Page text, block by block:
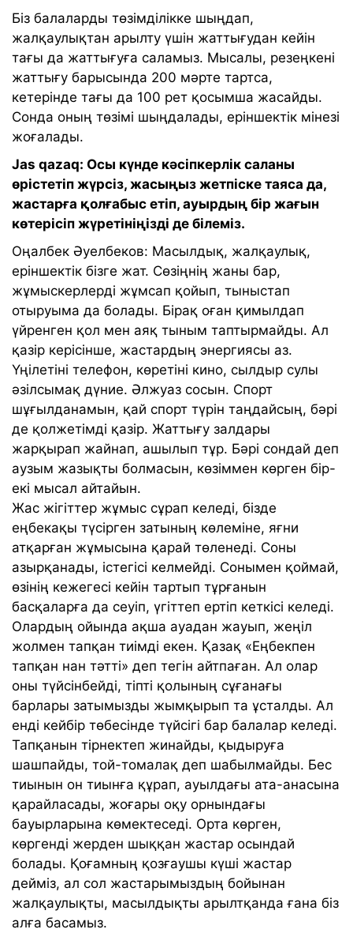
Біз балаларды төзімділікке шыңдап,
жалқаулықтан арылту үшін жаттығудан кейін
тағы да жаттығуға саламыз. Мысалы, резеңкені
жаттығу барысында 200 мәрте тартса,
кетерінде тағы да 100 рет қосымша жасайды.
Сонда оның төзімі шыңдалады, еріншектік мінезі
жоғалады.
Jas qazaq: Осы күнде кәсіпкерлік саланы
өрістетіп жүрсіз, жасыңыз жетпіске таяса да,
жастарға қолғабыс етіп, ауырдың бір жағын
көтерісіп жүретініңізді де білеміз.
Оңалбек Әуелбеков: Масылдық, жалқаулық,
еріншектік бізге жат. Сөзіңнің жаны бар,
жұмыскерлерді жұмсап қойып, тыныстап
отыруыма да болады. Бірақ оған қимылдап
үйренген қол мен аяқ тыным таптырмайды. Ал
қазір керісінше, жастардың энергиясы аз.
Үңілетіні телефон, көретіні кино, сылдыр сулы
әзілсымақ дүние. Әлжуаз сосын. Спорт
шұғылданамын, қай спорт түрін таңдайсың, бәрі
де қолжетімді қазір. Жаттығу залдары
жарқырап жайнап, ашылып тұр. Бәрі сондай деп
аузым жазықты болмасын, көзіммен көрген бір-
екі мысал айтайын.
Жас жігіттер жұмыс сұрап келеді, бізде
еңбекақы түсірген затының көлеміне, яғни
атқарған жұмысына қарай төленеді. Соны
азырқанады, істегісі келмейді. Сонымен қоймай,
өзінің кежегесі кейін тартып тұрғанын
басқаларға да сеуіп, үгіттеп ертіп кеткісі келеді.
Олардың ойында ақша ауадан жауып, жеңіл
жолмен тапқан тиімді екен. Қазақ «Еңбекпен
тапқан нан тәтті» деп тегін айтпаған. Ал олар
оны түйсінбейді, тіпті қолының сұғанағы
барлары затымызды жымқырып та ұсталды. Ал
енді кейбір төбесінде түйсігі бар балалар келеді.
Тапқанын тірнектеп жинайды, қыдыруға
шашпайды, той-томалақ деп шабылмайды. Бес
тиынын он тиынға құрап, ауылдағы ата-анасына
қарайласады, жоғары оқу орнындағы
бауырларына көмектеседі. Орта көрген,
көргенді жерден шыққан жастар осындай
болады. Қоғамның қозғаушы күші жастар
дейміз, ал сол жастарымыздың бойынан
жалқаулықты, масылдықты арылтқанда ғана біз
алға басамыз.